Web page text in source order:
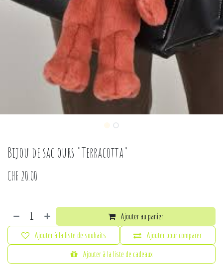
Bijou de sac ours "Terracotta"
CHF 20.00
Ajouter au panier
Ajouter pour comparer
Ajouter à la liste de cadeaux
Ajouter à la liste de souhaits